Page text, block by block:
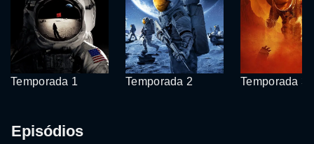
Temporada 1 Temporada 2 Temporada 3
Episódios